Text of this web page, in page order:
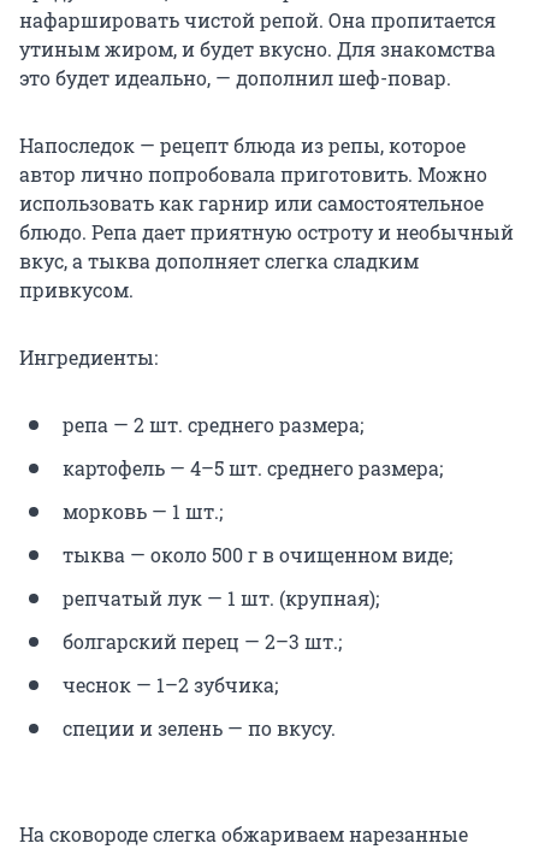
нафаршировать чистой репой. Она пропитается
утиным жиром, и будет вкусно. Для знакомства
это будет идеально, — дополнил шеф-повар.
Напоследок — рецепт блюда из репы, которое
автор лично попробовала приготовить. Можно
использовать как гарнир или самостоятельное
блюдо. Репа дает приятную остроту и необычный
вкус, а тыква дополняет слегка сладким
привкусом.
Ингредиенты:
репа — 2 шт. среднего размера;
картофель — 4–5 шт. среднего размера;
морковь — 1 шт.;
тыква — около 500 г в очищенном виде;
репчатый лук — 1 шт. (крупная);
болгарский перец — 2–3 шт.;
чеснок — 1–2 зубчика;
специи и зелень — по вкусу.
На сковороде слегка обжариваем нарезанные